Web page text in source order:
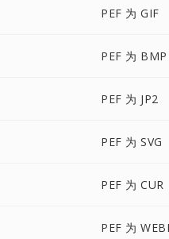
PEF 为 GIF
PEF 为 BMP
PEF 为 JP2
PEF 为 SVG
PEF 为 CUR
PEF 为